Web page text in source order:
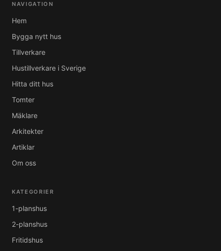
NAVIGATION
Hem
Bygga nytt hus
Tillverkare
Hustillverkare i Sverige
Hitta ditt hus
Tomter
Mäklare
Arkitekter
Artiklar
Om oss
KATEGORIER
1-planshus
2-planshus
Fritidshus